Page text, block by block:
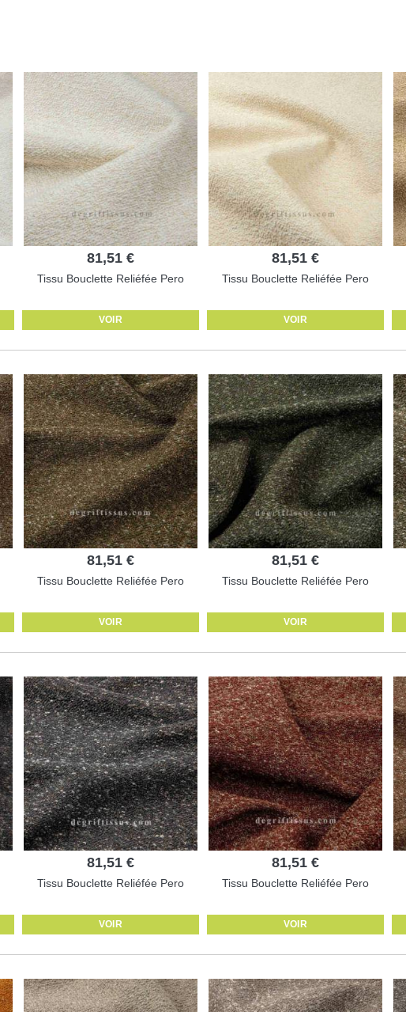
81,51 €
Tissu Bouclette Reliéfée Pero
VOIR
81,51 €
Tissu Bouclette Reliéfée Pero
VOIR
81,51 €
Tissu Bouclette Reliéfée Pero
VOIR
81,51 €
Tissu Bouclette Reliéfée Pero
VOIR
81,51 €
Tissu Bouclette Reliéfée Pero
VOIR
81,51 €
Tissu Bouclette Reliéfée Pero
VOIR